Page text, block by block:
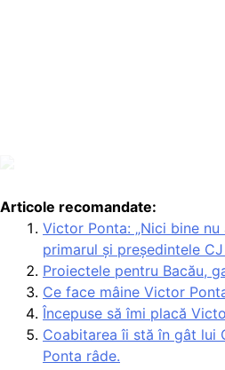
Articole recomandate:
Victor Ponta: „Nici bine nu
primarul și președintele
Proiectele pentru Bacău,
Ce face mâine Victor
Începuse să îmi placă
Coabitarea îi stă în gât lui
Ponta râde.